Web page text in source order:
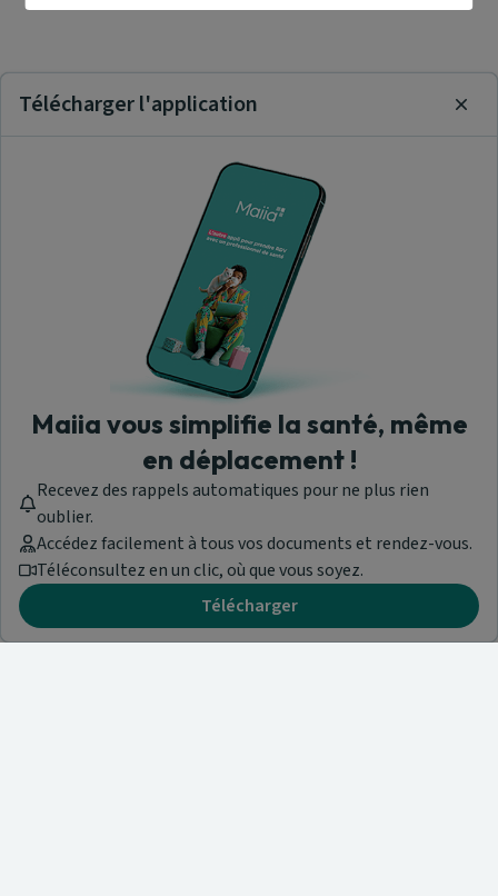
Télécharger l'application
Maiia vous simplifie la santé, même
en déplacement !
Recevez des rappels automatiques pour ne plus rien
oublier.
Accédez facilement à tous vos documents et rendez-vous.
Téléconsultez en un clic, où que vous soyez.
Télécharger